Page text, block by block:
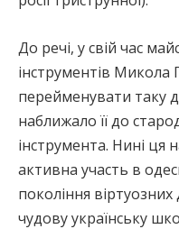
До речі, у свій час
інструментів
перейменувати таку
наближало її до
інструмента. Нині ця
активна участь в
покоління
чудову українську